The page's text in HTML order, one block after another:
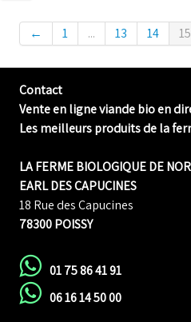
← 1 ... 13 14 15
Contact
Vente en ligne viande bio en
Les meilleurs produits de la
LA FERME BIOLOGIQUE DE
EARL DES CAPUCINES
18 Rue des Capucines
78300 POISSY
01 75 86 41 91
06 16 14 50 00